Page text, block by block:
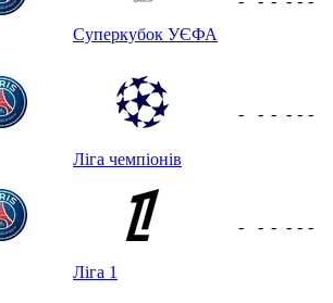
Суперкубок УЄФА
Ліга чемпіонів
- - - - - -
Ліга 1
- - - - - -